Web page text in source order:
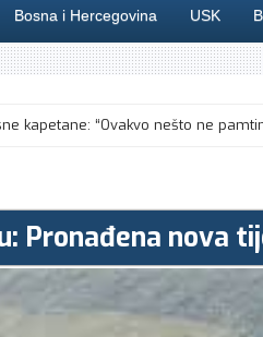
Bosna i Hercegovina USK
kapetane: “Ovakvo nešto ne
Pronađena nova